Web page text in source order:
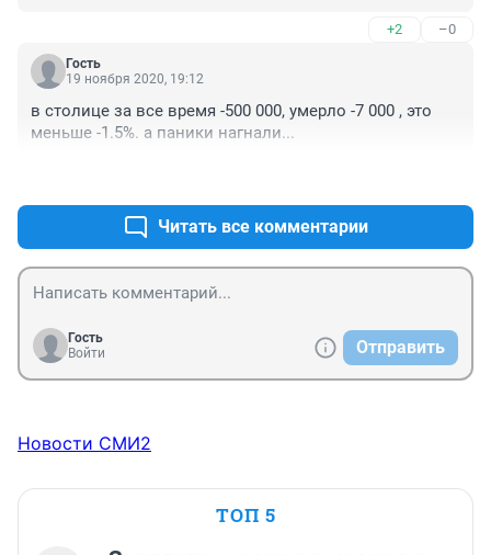
+2 –0
Гость
19 ноября 2020, 19:12
в столице за все время -500 000, умерло -7 000 , это
меньше -1.5%. а паники нагнали...
Читать все комментарии
Гость
Войти
Отправить
Новости СМИ2
ТОП 5